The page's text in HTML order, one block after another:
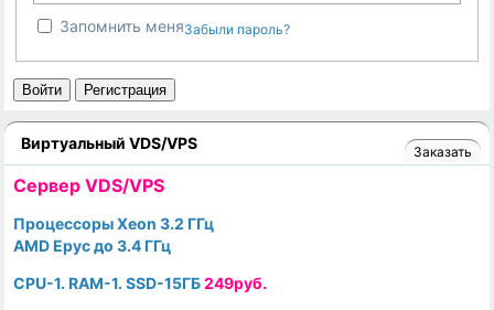
Запомнить меняЗабыли пароль?
Войти Регистрация
Виртуальный VDS/VPS Заказать
Cервер VDS/VPS
Процессоры Xeon 3.2 ГГц
AMD Epyc до 3.4 ГГц
CPU-1. RAM-1. SSD-15ГБ249руб.